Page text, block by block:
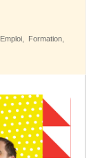
Emploi,
Formation,